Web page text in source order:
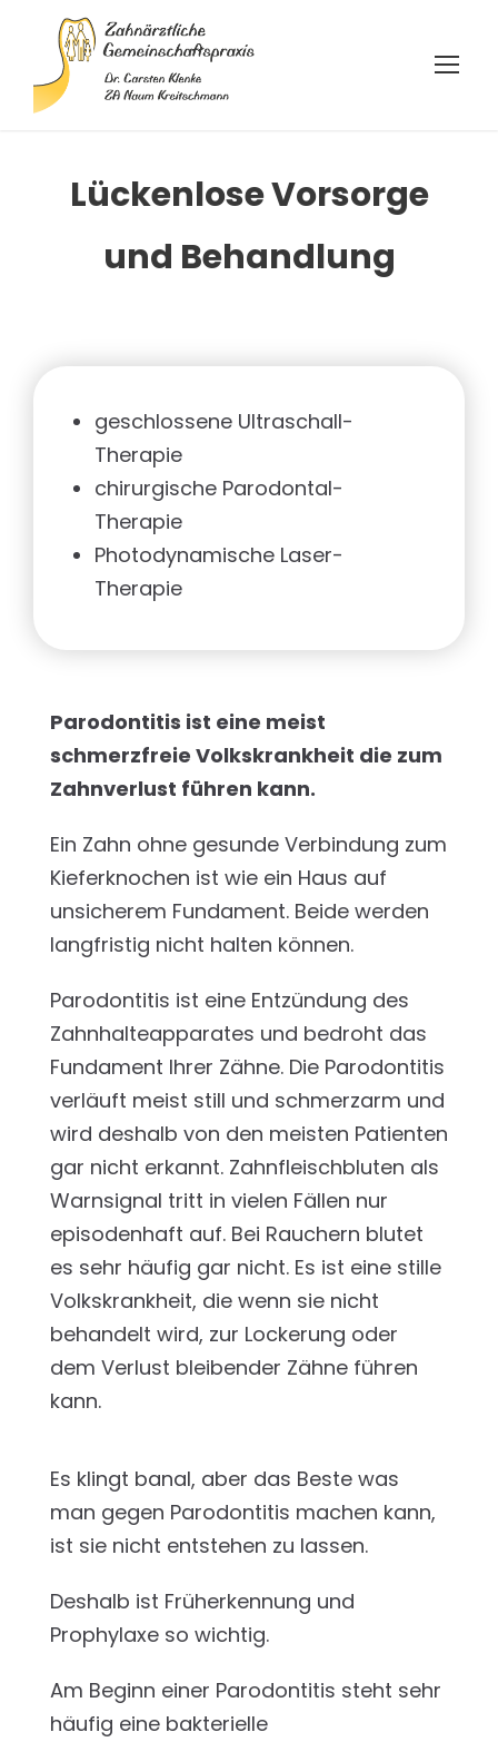
Lückenlose Vorsorge
und Behandlung
geschlossene Ultraschall-
Therapie
chirurgische Parodontal-
Therapie
Photodynamische Laser-
Therapie
Parodontitis ist eine meist
schmerzfreie Volkskrankheit die zum
Zahnverlust führen kann.
Ein Zahn ohne gesunde Verbindung zum
Kieferknochen ist wie ein Haus auf
unsicherem Fundament. Beide werden
langfristig nicht halten können.
Parodontitis ist eine Entzündung des
Zahnhalteapparates und bedroht das
Fundament Ihrer Zähne. Die Parodontitis
verläuft meist still und schmerzarm und
wird deshalb von den meisten Patienten
gar nicht erkannt. Zahnfleischbluten als
Warnsignal tritt in vielen Fällen nur
episodenhaft auf. Bei Rauchern blutet
es sehr häufig gar nicht. Es ist eine stille
Volkskrankheit, die wenn sie nicht
behandelt wird, zur Lockerung oder
dem Verlust bleibender Zähne führen
kann.
Es klingt banal, aber das Beste was
man gegen Parodontitis machen kann,
ist sie nicht entstehen zu lassen.
Deshalb ist Früherkennung und
Prophylaxe so wichtig.
Am Beginn einer Parodontitis steht sehr
häufig eine bakterielle